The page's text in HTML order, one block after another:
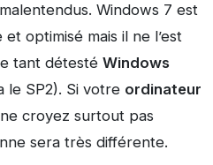
Windows 7 est
optimisé mais il ne l’est
tant détesté Windows
le SP2). Si votre ordinateur
croyez surtout pas
sera très différente.